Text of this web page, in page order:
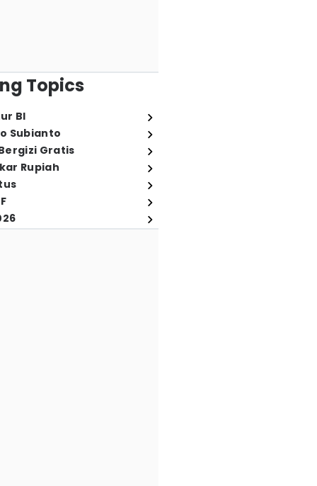
Topics
BI
Subianto
Gratis
Rupiah